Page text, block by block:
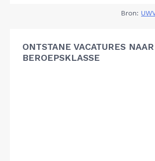
Bron:
ONTSTANE VACATURES NAAR
BEROEPSKLASSE